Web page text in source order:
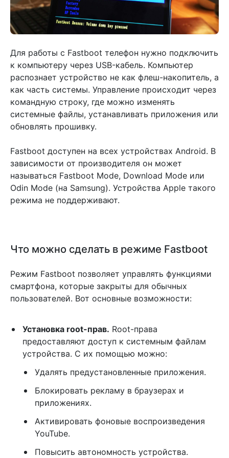
Для работы с Fastboot телефон нужно подключить
к компьютеру через USB-кабель. Компьютер
распознает устройство не как флеш-накопитель, а
как часть системы. Управление происходит через
командную строку, где можно изменять
системные файлы, устанавливать приложения или
обновлять прошивку.
Fastboot доступен на всех устройствах Android. В
зависимости от производителя он может
называться Fastboot Mode, Download Mode или
Odin Mode (на Samsung). Устройства Apple такого
режима не поддерживают.
Что можно сделать в режиме Fastboot
Режим Fastboot позволяет управлять функциями
смартфона, которые закрыты для обычных
пользователей. Вот основные возможности:
Установка root-прав. Root-права
предоставляют доступ к системным файлам
устройства. С их помощью можно:
Удалять предустановленные приложения.
Блокировать рекламу в браузерах и
приложениях.
Активировать фоновые воспроизведения
YouTube.
Повысить автономность устройства.